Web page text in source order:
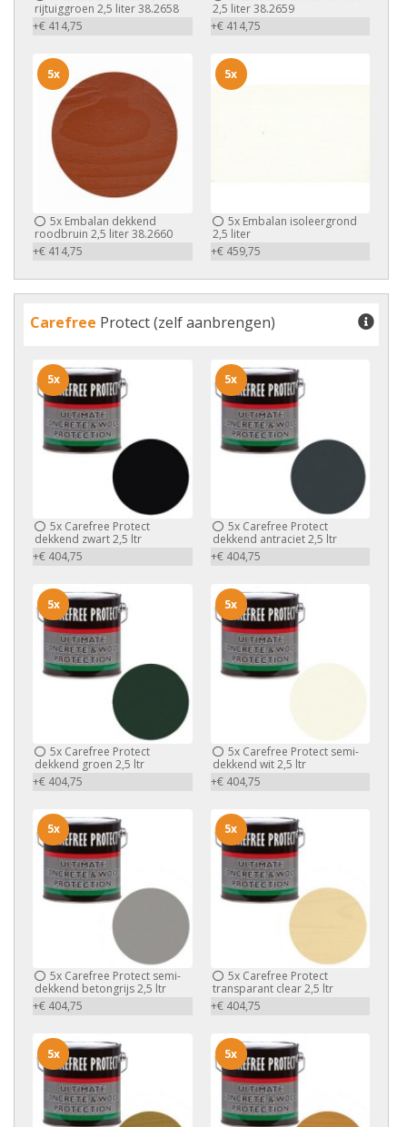
rijtuiggroen 2,5 liter 38.2658
+€ 414,75
2,5 liter 38.2659
+€ 414,75
5x Embalan dekkend
roodbruin 2,5 liter 38.2660
+€ 414,75
5x
5xEmbalan isoleergrond
2,5 liter
+€ 459,75
5x
Carefree Protect (zelf aanbrengen)
5x Carefree Protect
dekkend zwart 2,5 ltr
+€ 404,75
5x
5xCarefree Protect
dekkend antraciet 2,5 ltr
+€ 404,75
5x
5x Carefree Protect
dekkend groen 2,5 ltr
+€ 404,75
5x
5xCarefree Protect semi-
dekkend wit 2,5 ltr
+€ 404,75
5x
5x Carefree Protect semi-
dekkend betongrijs 2,5 ltr
+€ 404,75
5x
5xCarefree Protect
transparant clear 2,5 ltr
+€ 404,75
5x
5x 5x